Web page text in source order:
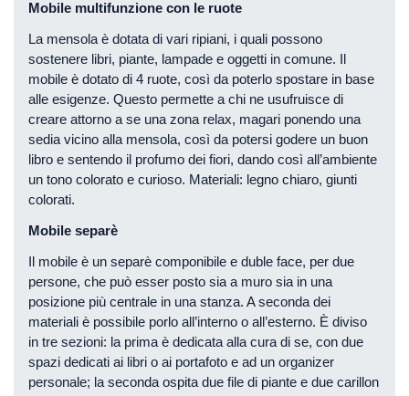
Mobile multifunzione con le ruote
La mensola è dotata di vari ripiani, i quali possono
sostenere libri, piante, lampade e oggetti in comune. Il
mobile è dotato di 4 ruote, così da poterlo spostare in base
alle esigenze. Questo permette a chi ne usufruisce di
creare attorno a se una zona relax, magari ponendo una
sedia vicino alla mensola, così da potersi godere un buon
libro e sentendo il profumo dei fiori, dando così all’ambiente
un tono colorato e curioso. Materiali: legno chiaro, giunti
colorati.
Mobile separè
Il mobile è un separè componibile e duble face, per due
persone, che può esser posto sia a muro sia in una
posizione più centrale in una stanza. A seconda dei
materiali è possibile porlo all’interno o all’esterno. È diviso
in tre sezioni: la prima è dedicata alla cura di se, con due
spazi dedicati ai libri o ai portafoto e ad un organizer
personale; la seconda ospita due file di piante e due carillon